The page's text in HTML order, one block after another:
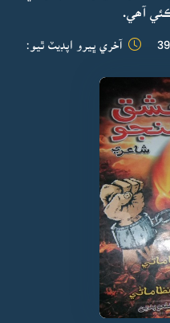
آھي.
آخري ڀيرو اپڊيٽ ٿيو: